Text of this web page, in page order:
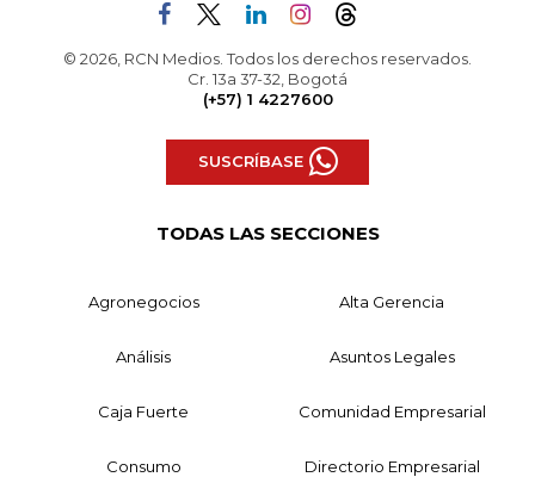
© 2026, RCN Medios. Todos los derechos reservados.
Cr. 13a 37-32, Bogotá
(+57) 1 4227600
SUSCRÍBASE
TODAS LAS SECCIONES
Agronegocios Alta Gerencia
Análisis Asuntos Legales
Caja Fuerte Comunidad Empresarial
Consumo Directorio Empresarial